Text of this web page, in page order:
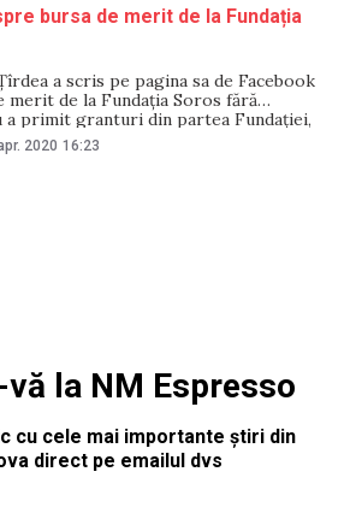
bursa de merit de la Fundația
a scris pe pagina sa de Facebook
merit de la Fundația Soros fără
a primit granturi din partea Fundației,
deputați ai Partidului Acțiune și
că mi-au oferit 500 de lei, dar eu
2020 16:23
la NM Espresso
cu cele mai importante știri din
direct pe emailul dvs